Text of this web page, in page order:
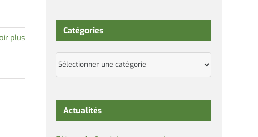
plus
Catégories
Catégories
Actualités